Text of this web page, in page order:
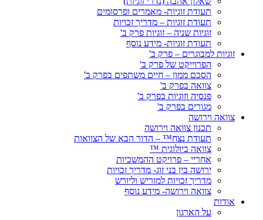
תעודת זוגיות- מאמרים ופרסומים
תעודת זוגיות – מדריך זכויות
זוגיות שניה – זוגיות פרק ב'
תעודת זוגיות- מידע נוסף
זוגיות למבוגרים – פרק ב'
הפרוייקט של פרק ב'
הסכם ממון – חיים משתפים בפרק ב'
צוואה בפרק ב'
פנסיה וזוגיות בפרק ב'
מגורים בפרק ב'
צוואה וירושה
תכנון צוואה וירושה
תעודת נצח™ – הדור הבא של הצוואות
צוואה ביולוגית ™
אחריי – פרויקט ההמשכיות
ירושה בין בני זוג- מדריך זכויות
מדריך זכויות למוריש וליורש
צוואה וירושה- מידע נוסף
אודות
על הארגון